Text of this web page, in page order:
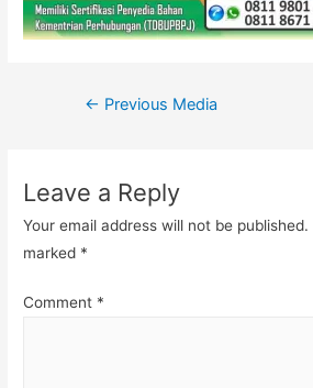
Post
← Previous Media
Leave a Reply
Your email address will not be published.
marked *
Comment *